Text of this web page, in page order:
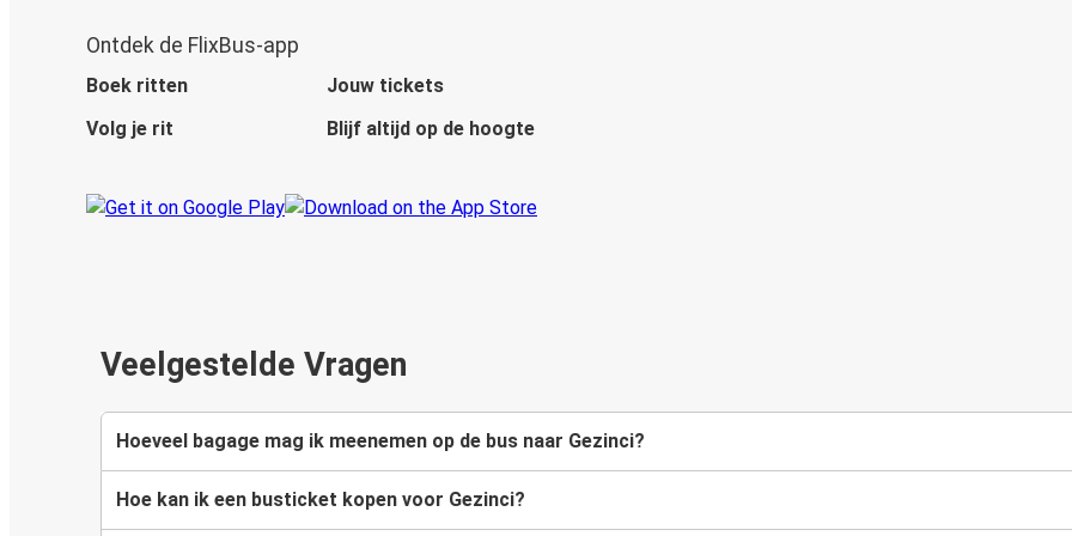
Ontdek de FlixBus-app
Boek ritten
Jouw tickets
Volg je rit
Blijf altijd op de hoogte
Veelgestelde Vragen
Hoeveel bagage mag ik meenemen op de bus naar Gezinci?
Hoe kan ik een busticket kopen voor Gezinci?